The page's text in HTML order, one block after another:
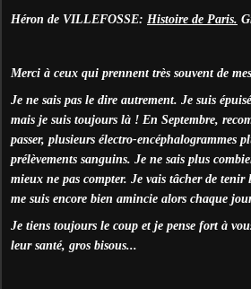
Héron de VILLEFOSSE: Histoire de Paris.
Merci à ceux qui prennent très souvent de
Je ne sais pas le dire autrement. Je suis
mais je suis toujours là ! En Septembre,
passer, plusieurs électro-encéphalogrammes
prélèvements sanguins. Je ne sais plus
mieux ne pas compter. Je vais tâcher de
me suis encore bien amincie alors chaque
Je tiens toujours le coup et je pense fort à
leur santé, gros bisous...